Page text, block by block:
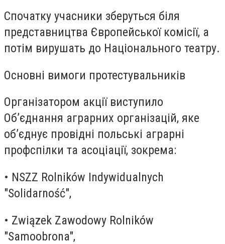
Спочатку учасники зберуться біля
представництва Європейської комісії, а
потім вирушать до Національного театру.
Основні вимоги протестувальників
Організатором акції виступило
Об’єднання аграрних організацій, яке
об’єднує провідні польські аграрні
профспілки та асоціації, зокрема:
• NSZZ Rolników Indywidualnych
"Solidarność",
• Związek Zawodowy Rolników
"Samoobrona",